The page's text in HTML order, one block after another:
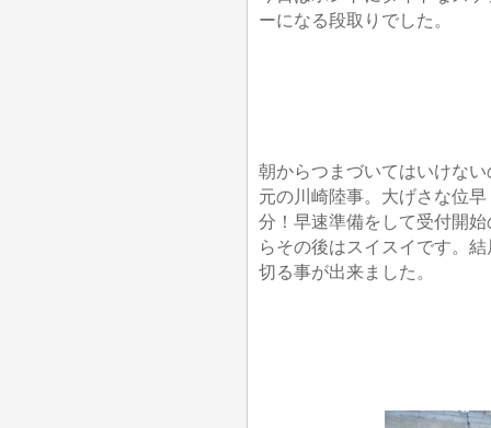
ーになる段取りでした。
朝からつまづいてはいけな
元の川崎陸事。大げさな位
分！早速準備をして受付開
らその後はスイスイです。
切る事が出来ました。